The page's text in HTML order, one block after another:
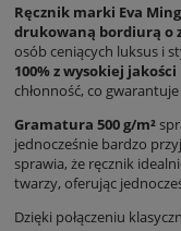
Ręcznik marki Eva
drukowaną bordiurą o
osób ceniących luksus i
100% z wysokiej jakości
chłonność, co
Gramatura 500 g/m²
jednocześnie bardzo
sprawia, że ręcznik
twarzy, oferując
Dzięki połączeniu